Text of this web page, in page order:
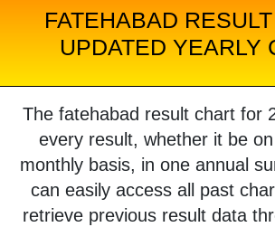
FATEHABAD
UPDATED YEARLY
The fatehabad result chart for
every result, whether it be
monthly basis, in one annual
can easily access all past
retrieve previous result data